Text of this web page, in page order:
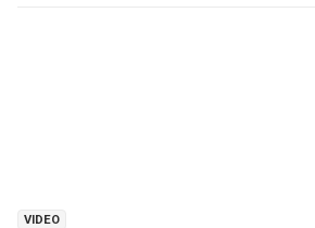
VIDEO